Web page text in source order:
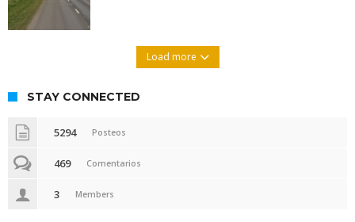
Load more
STAY CONNECTED
5294 Posteos
469 Comentarios
3 Members